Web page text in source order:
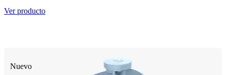
Ver producto
Nuevo